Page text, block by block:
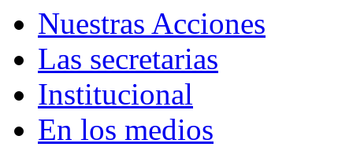
Nuestras Acciones
Las secretarias
Institucional
En los medios